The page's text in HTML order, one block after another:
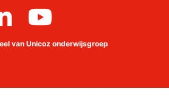
Youtube
van Unicoz onderwijsgroep